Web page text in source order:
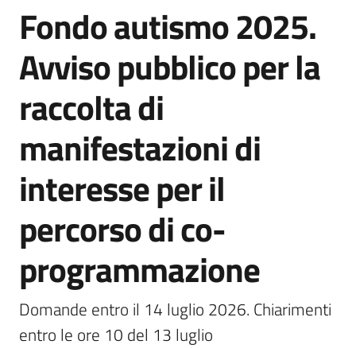
Amministrazione
Novità
Menu selezionato
Servizi
Vivere
Castel
Maggiore
Amministrazione
Trasparente
Salta al contenuto
Fondo autismo 2025.
Avviso pubblico per la
raccolta di
manifestazioni di
interesse per il
percorso di co-
programmazione
Domande entro il 14 luglio 2026. Chiarimenti
entro le ore 10 del 13 luglio